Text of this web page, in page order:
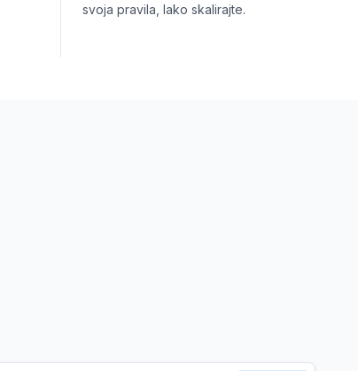
svoja pravila, lako skalirajte.